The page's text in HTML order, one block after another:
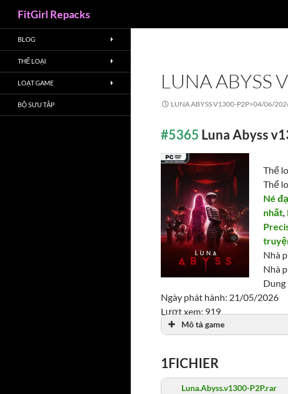
FitGirl Repacks
LUNA ABYSS
LUNA ABYSS V1300-P2P>04/06/
#5365 Luna Abyss
Thể
Thể
Né
nhất,
Nhà
Nhà
Ngày phát hành: 21/05/2026
Lượt xem: 919
Mô tả game
1FICHIER
Luna.Abyss.v1300-P2P.rar
BLOG
THỂ LOẠI
LOẠT GAME
BỘ SƯU TẬP